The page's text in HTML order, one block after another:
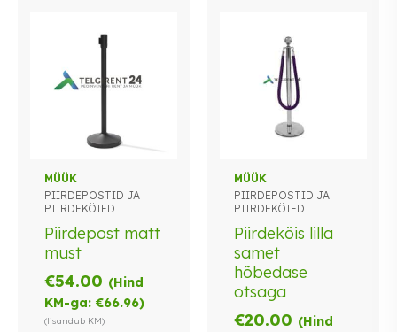
MÜÜK
PIIRDEPOSTID JA
PIIRDEKÖIED
Piirdepost matt
must
€54.00 (Hind
KM-ga:€66.96)
(lisandub KM)
MÜÜK
PIIRDEPOSTID JA
PIIRDEKÖIED
Piirdeköis lilla
samet
hõbedase
otsaga
€20.00 (Hind